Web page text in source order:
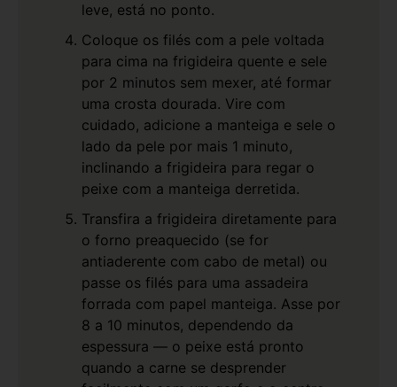
leve, está no ponto.
Coloque os filés com a pele voltada
para cima na frigideira quente e sele
por 2 minutos sem mexer, até formar
uma crosta dourada. Vire com
cuidado, adicione a manteiga e sele o
lado da pele por mais 1 minuto,
inclinando a frigideira para regar o
peixe com a manteiga derretida.
Transfira a frigideira diretamente para
o forno preaquecido (se for
antiaderente com cabo de metal) ou
passe os filés para uma assadeira
forrada com papel manteiga. Asse por
8 a 10 minutos, dependendo da
espessura — o peixe está pronto
quando a carne se desprender